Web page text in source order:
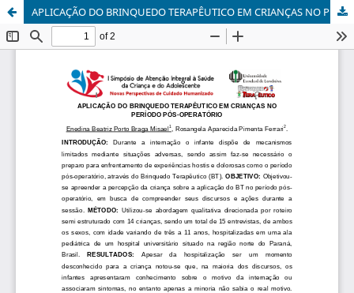
APLICAÇÃO DO BRINQUEDO TERAPÊUTICO EM CRIANÇAS NO PERÍODO PÓS-OPERATÓRIO